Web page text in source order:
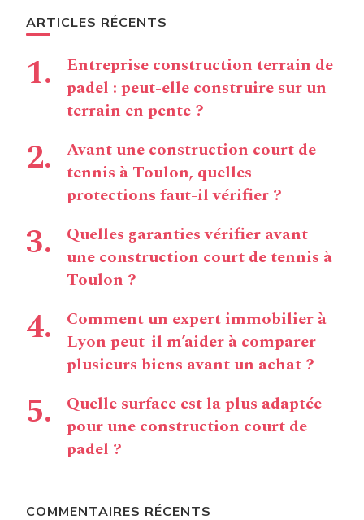
ARTICLES RÉCENTS
Entreprise construction terrain de
padel : peut-elle construire sur un
terrain en pente ?
Avant une construction court de
tennis à Toulon, quelles
protections faut-il vérifier ?
Quelles garanties vérifier avant
une construction court de tennis à
Toulon ?
Comment un expert immobilier à
Lyon peut-il m’aider à comparer
plusieurs biens avant un achat ?
Quelle surface est la plus adaptée
pour une construction court de
padel ?
COMMENTAIRES RÉCENTS